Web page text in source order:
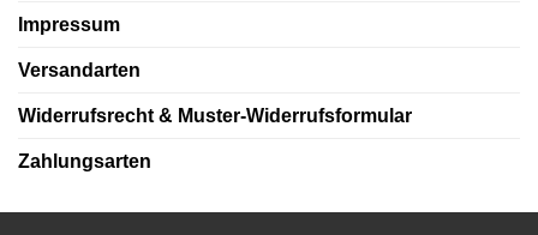
Impressum
Versandarten
Widerrufsrecht & Muster-Widerrufsformular
Zahlungsarten